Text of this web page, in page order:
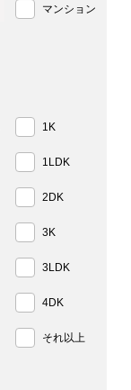
マンション
1K
1LDK
2DK
3K
3LDK
4DK
それ以上